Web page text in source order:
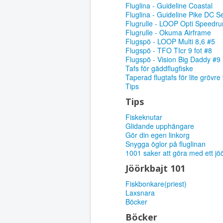
Fluglina - Guideline Coastal
Fluglina - Guideline Pike DC
Flugrulle - LOOP Opti
Flugrulle - Okuma Airframe
Flugspö - LOOP Multi 8,6 #5
Flugspö - TFO TIcr 9 fot #8
Flugspö - Vision Big Daddy #9
Tafs för gäddflugfiske
Taperad flugtafs för lite grövre
Tips
Tips
Fiskeknutar
Glidande upphängare
Gör din egen linkorg
Snygga öglor på fluglinan
1001 saker att göra med ett
Jöörkbajt 101
Fiskbonkare(priest)
Laxsnara
Böcker
Böcker